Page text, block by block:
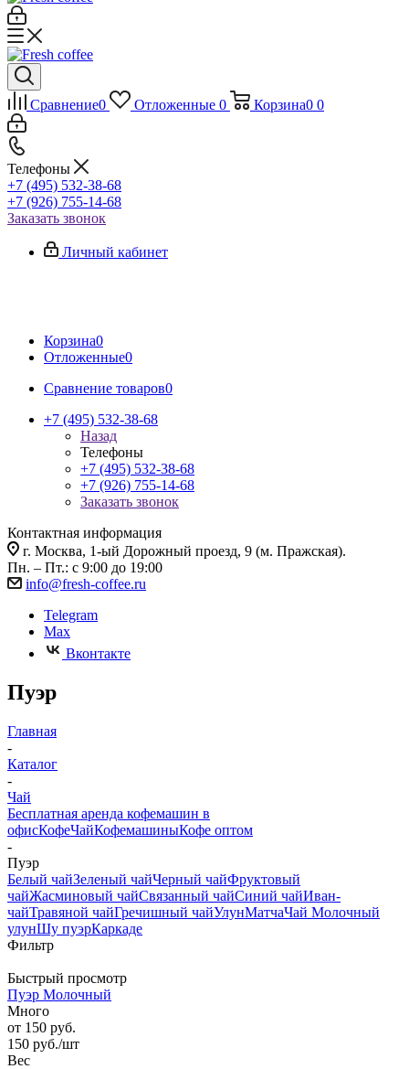
Сравнение0 Отложенные 0 Корзина0 0
Телефоны
+7 (495) 532-38-68
+7 (926) 755-14-68
Заказать звонок
Личный кабинет
Корзина0
Отложенные0
Сравнение товаров0
+7 (495) 532-38-68
Назад
Телефоны
+7 (495) 532-38-68
+7 (926) 755-14-68
Заказать звонок
Контактная информация
г. Москва, 1-ый Дорожный проезд, 9 (м. Пражская).
Пн. – Пт.: с 9:00 до 19:00
info@fresh-coffee.ru
Telegram
Max
Вконтакте
Пуэр
Главная
-
Каталог
-
Чай
Бесплатная аренда кофемашин в
офисКофеЧайКофемашиныКофе оптом
-
Пуэр
Белый чайЗеленый чайЧерный чайФруктовый
чайЖасминовый чайСвязанный чайСиний чайИван-
чайТравяной чайГречишный чайУлунМатчаЧай Молочный
улунШу пуэрКаркаде
Фильтр
Быстрый просмотр
Пуэр Молочный
Много
от 150 руб.
150 руб./шт
Вес